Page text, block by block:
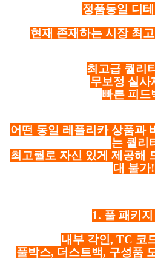
정품동일 디
현재 존재하는 시장 최
최고급 퀄리
무보정 실사
빠른 피드
어떤 동일 레플리카 상품과
는 퀄리
최고퀄로 자신 있게 제공해
대 불가
1. 풀 패키
내부 각인, TC 코
풀박스, 더스트백, 구성품